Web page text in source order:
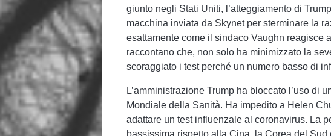
giunto negli Stati Uniti, l’atteggiamento di
macchina inviata da Skynet per sterminare la
esattamente come il sindaco Vaughn reagisce
raccontano che, non solo ha minimizzato la
scoraggiato i test perché un numero basso di
L’amministrazione Trump ha bloccato l’uso di
Mondiale della Sanità. Ha impedito a Helen
adattare un test influenzale al coronavirus. La
bassissima rispetto alla Cina, la Corea del Sud